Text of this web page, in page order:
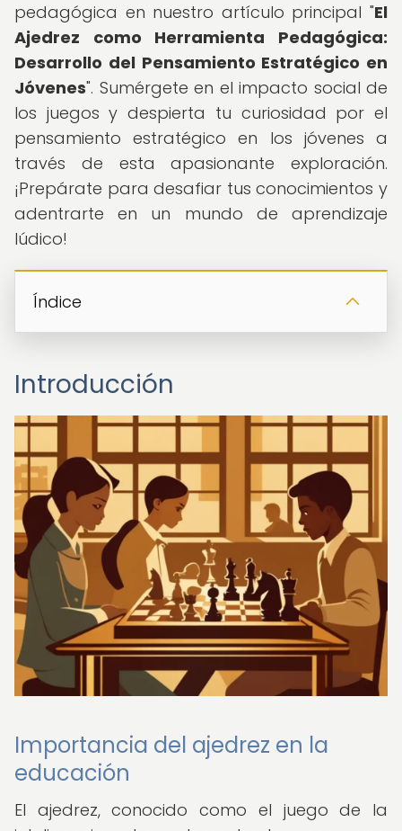
pedagógica en nuestro artículo principal "El
Ajedrez como Herramienta Pedagógica:
Desarrollo del Pensamiento Estratégico en
Jóvenes". Sumérgete en el impacto social de
los juegos y despierta tu curiosidad por el
pensamiento estratégico en los jóvenes a
través de esta apasionante exploración.
¡Prepárate para desafiar tus conocimientos y
adentrarte en un mundo de aprendizaje
lúdico!
Índice
Introducción
Importancia del ajedrez en la
educación
El ajedrez, conocido como el juego de la